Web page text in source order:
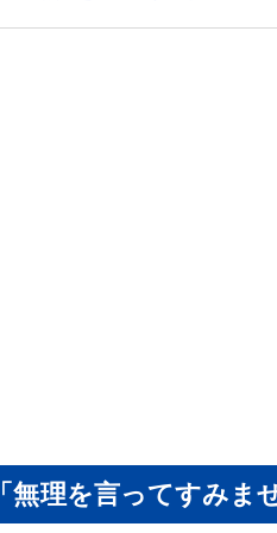
「無理を言ってすみま